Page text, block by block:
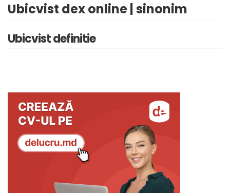
Ubicvist dex online | sinonim
Ubicvist definitie